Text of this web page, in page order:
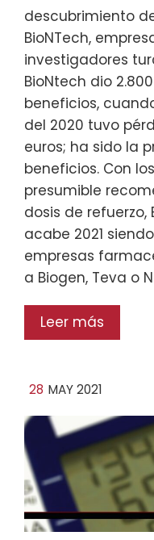
descubrimiento
BioNTech,
investigadores
BioNtech dio
beneficios,
del 2020 tuvo
euros; ha sido la
beneficios. Con
presumible
dosis de
acabe 2021
empresas
a Biogen, Teva o
Leer más
28 MAY 2021